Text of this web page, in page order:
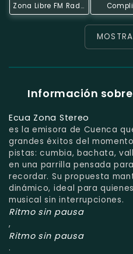
Zona Libre FM Radio Tv
Información
Ecua Zona Stereo
es la emisora de Cuenca
grandes éxitos del
pistas: cumbia, bachata,
en una parrilla pensada
recordar. Su propuesta
dinámico, ideal para
musical sin interrupciones.
Ritmo sin pausa
,
Ritmo sin pausa
.